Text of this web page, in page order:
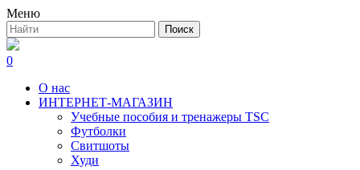
Меню
0
О нас
ИНТЕРНЕТ-МАГАЗИН
Учебные пособия и тренажеры TSC
Футболки
Свитшоты
Худи